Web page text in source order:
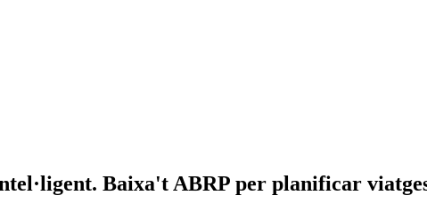
Baixa't ABRP per planificar